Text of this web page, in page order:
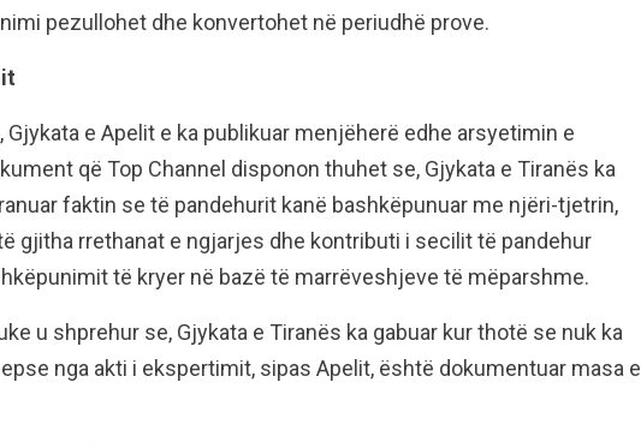
pezullohet dhe konvertohet në periudhë prove.
Gjykata e Apelit e ka publikuar menjëherë edhe arsyetimin e
që Top Channel disponon thuhet se, Gjykata e Tiranës ka
faktin se të pandehurit kanë bashkëpunuar me njëri-tjetrin,
gjitha rrethanat e ngjarjes dhe kontributi i secilit të pandehur
të kryer në bazë të marrëveshjeve të mëparshme.
u shprehur se, Gjykata e Tiranës ka gabuar kur thotë se nuk ka
nga akti i ekspertimit, sipas Apelit, është dokumentuar masa e